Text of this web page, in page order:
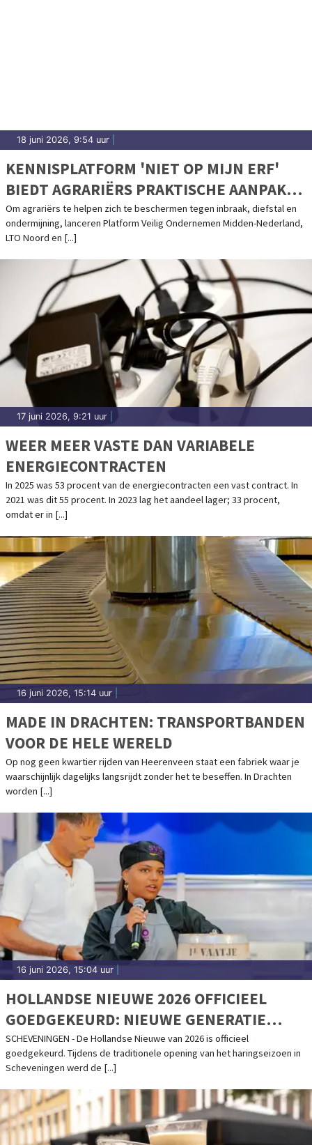
18 juni 2026, 9:54 uur
KENNISPLATFORM 'NIET OP MIJN ERF'
BIEDT AGRARIËRS PRAKTISCHE AANPAK
TEGEN CRIMINELEN
Om agrariërs te helpen zich te beschermen tegen inbraak, diefstal en
ondermijning, lanceren Platform Veilig Ondernemen Midden-Nederland,
LTO Noord en [...]
17 juni 2026, 9:21 uur
WEER MEER VASTE DAN VARIABELE
ENERGIECONTRACTEN
In 2025 was 53 procent van de energiecontracten een vast contract. In
2021 was dit 55 procent. In 2023 lag het aandeel lager; 33 procent,
omdat er in [...]
16 juni 2026, 15:14 uur
MADE IN DRACHTEN: TRANSPORTBANDEN
VOOR DE HELE WERELD
Op nog geen kwartier rijden van Heerenveen staat een fabriek waar je
waarschijnlijk dagelijks langsrijdt zonder het te beseffen. In Drachten
worden [...]
16 juni 2026, 15:04 uur
HOLLANDSE NIEUWE 2026 OFFICIEEL
GOEDGEKEURD: NIEUWE GENERATIE
GEEFT STARTSEIN VOOR HARINGSEIZOEN
SCHEVENINGEN - De Hollandse Nieuwe van 2026 is officieel
goedgekeurd. Tijdens de traditionele opening van het haringseizoen in
Scheveningen werd de [...]